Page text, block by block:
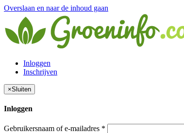
Overslaan en naar de inhoud gaan
Inloggen
Inschrijven
×Sluiten
Inloggen
Gebruikersnaam of e-mailadres *